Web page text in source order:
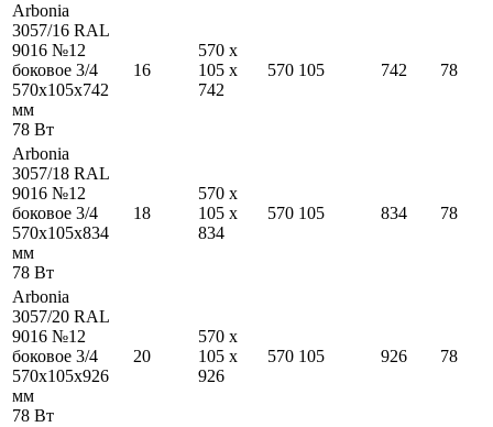
Arbonia
3057/16 RAL
9016 №12
боковое 3/4
570x105x742
мм
78 Вт
16
570 x
105 x
742
570 105 742 78
Arbonia
3057/18 RAL
9016 №12
боковое 3/4
570x105x834
мм
78 Вт
18
570 x
105 x
834
570 105 834 78
Arbonia
3057/20 RAL
9016 №12
боковое 3/4
570x105x926
мм
78 Вт
20
570 x
105 x
926
570 105 926 78